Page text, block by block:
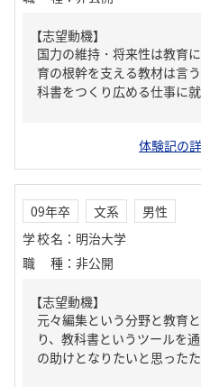
【志望動機】
国力の維持・将来性は教育
育の根幹を支える教材は言
科書をつくり広める仕事に
体験記の
09年卒 文系
男性
学校名 ： 明治大学
職種 ： 非公開
【志望動機】
元々編集という分野と教育
り、教科書というツールを
の助けとなりたいと思った